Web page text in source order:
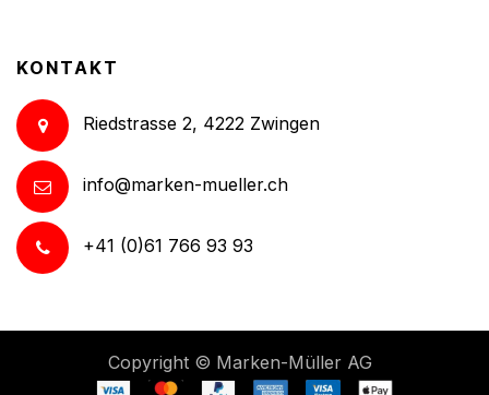
KONTAKT
Riedstrasse 2, 4222 Zwingen
info@marken-mueller.ch
+41 (0)61 766 93 93
Copyright © Marken-Müller AG